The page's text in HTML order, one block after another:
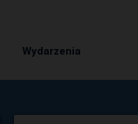
Wydarzenia